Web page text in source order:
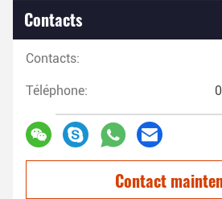
Contacts
Contacts:
Téléphone:
Contact